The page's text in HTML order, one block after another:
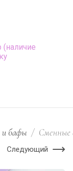
(наличие
бафы / Сменные
Следующий